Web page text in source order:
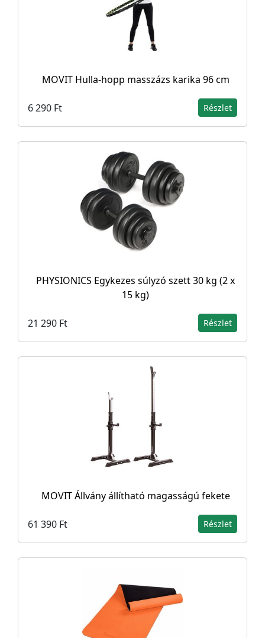
MOVIT Hulla-hopp masszázs karika 96 cm
6 290 Ft Részlet
PHYSIONICS Egykezes súlyzó szett 30 kg (2 x
15 kg)
21 290 Ft Részlet
MOVIT Állvány állítható magasságú fekete
61 390 Ft Részlet